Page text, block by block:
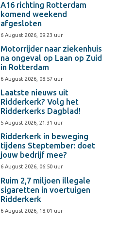
A16 richting Rotterdam
komend weekend
afgesloten
6 August 2026, 09:23 uur
Motorrijder naar ziekenhuis
na ongeval op Laan op Zuid
in Rotterdam
6 August 2026, 08:57 uur
Laatste nieuws uit
Ridderkerk? Volg het
Ridderkerks Dagblad!
5 August 2026, 21:31 uur
Ridderkerk in beweging
tijdens Steptember: doet
jouw bedrijf mee?
6 August 2026, 06:50 uur
Ruim 2,7 miljoen illegale
sigaretten in voertuigen
Ridderkerk
6 August 2026, 18:01 uur